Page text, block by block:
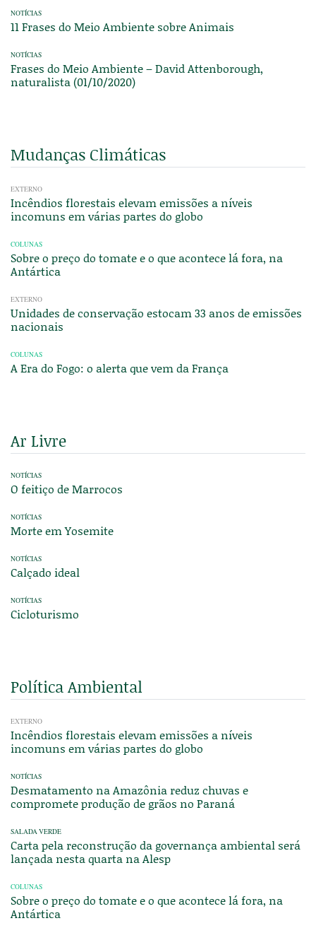
NOTÍCIAS
11 Frases do Meio Ambiente sobre Animais
NOTÍCIAS
Frases do Meio Ambiente – David Attenborough,
naturalista (01/10/2020)
Mudanças Climáticas
EXTERNO
Incêndios florestais elevam emissões a níveis
incomuns em várias partes do globo
COLUNAS
Sobre o preço do tomate e o que acontece lá fora, na
Antártica
EXTERNO
Unidades de conservação estocam 33 anos de emissões
nacionais
COLUNAS
A Era do Fogo: o alerta que vem da França
Ar Livre
NOTÍCIAS
O feitiço de Marrocos
NOTÍCIAS
Morte em Yosemite
NOTÍCIAS
Calçado ideal
NOTÍCIAS
Cicloturismo
Política Ambiental
EXTERNO
Incêndios florestais elevam emissões a níveis
incomuns em várias partes do globo
NOTÍCIAS
Desmatamento na Amazônia reduz chuvas e
compromete produção de grãos no Paraná
SALADA VERDE
Carta pela reconstrução da governança ambiental será
lançada nesta quarta na Alesp
COLUNAS
Sobre o preço do tomate e o que acontece lá fora, na
Antártica